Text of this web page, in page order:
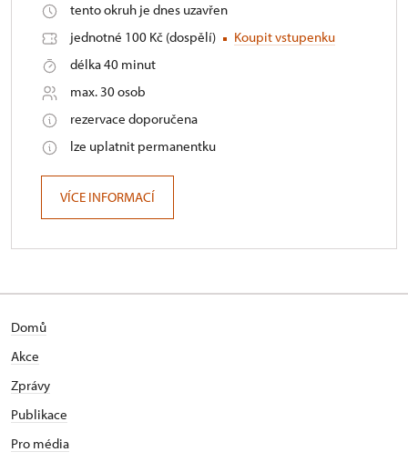
tento okruh je dnes uzavřen
jednotné 100 Kč (dospělí)
Koupit vstupenku
délka 40 minut
max. 30 osob
rezervace doporučena
lze uplatnit permanentku
VÍCE INFORMACÍ
Domů
Akce
Zprávy
Publikace
Pro média